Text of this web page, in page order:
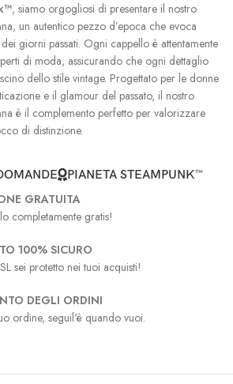
, siamo orgogliosi di presentare il nostro
un autentico pezzo d’epoca che evoca
giorni passati. Ogni cappello è attentamente
di moda, assicurando che ogni dettaglio
dello stile vintage. Progettato per le donne
e il glamour del passato, il nostro
è il complemento perfetto per valorizzare
di distinzione.
che raccontano storie di decadi passate. In
, abbiamo riunito una selezione esclusiva di
ti porteranno nell’epoca d’oro dello stile e
è un’opera d’arte accuratamente restaurata,
cappelli a tesa larga ai cappelli di paglia
la nostra collezione spazia in una varietà di
sua fusione di elementi vittoriani ed estetica
e il nuovo, il classico e l’innovativo. Con
PIANETA STEAMPUNK™
GRATUITA
completamente gratis!
100% SICURO
sei protetto nei tuoi acquisti!
DEGLI ORDINI
ordine, seguil'è quando vuoi.